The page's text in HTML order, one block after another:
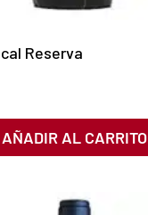
Reserva
AÑADIR AL CARRITO